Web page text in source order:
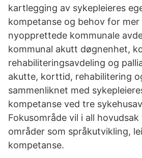
kartlegging av sykepleieres
kompetanse og behov for
nyopprettede kommunale
kommunal akutt døgnenhet,
rehabiliteringsavdeling og
akutte, korttid, rehabilitering
sammenliknet med
kompetanse ved tre
Fokusområde vil i all
områder som språkutvikling,
kompetanse.